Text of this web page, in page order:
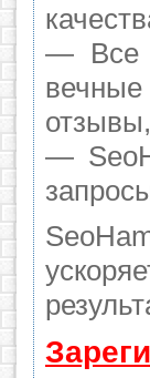
— Все
—